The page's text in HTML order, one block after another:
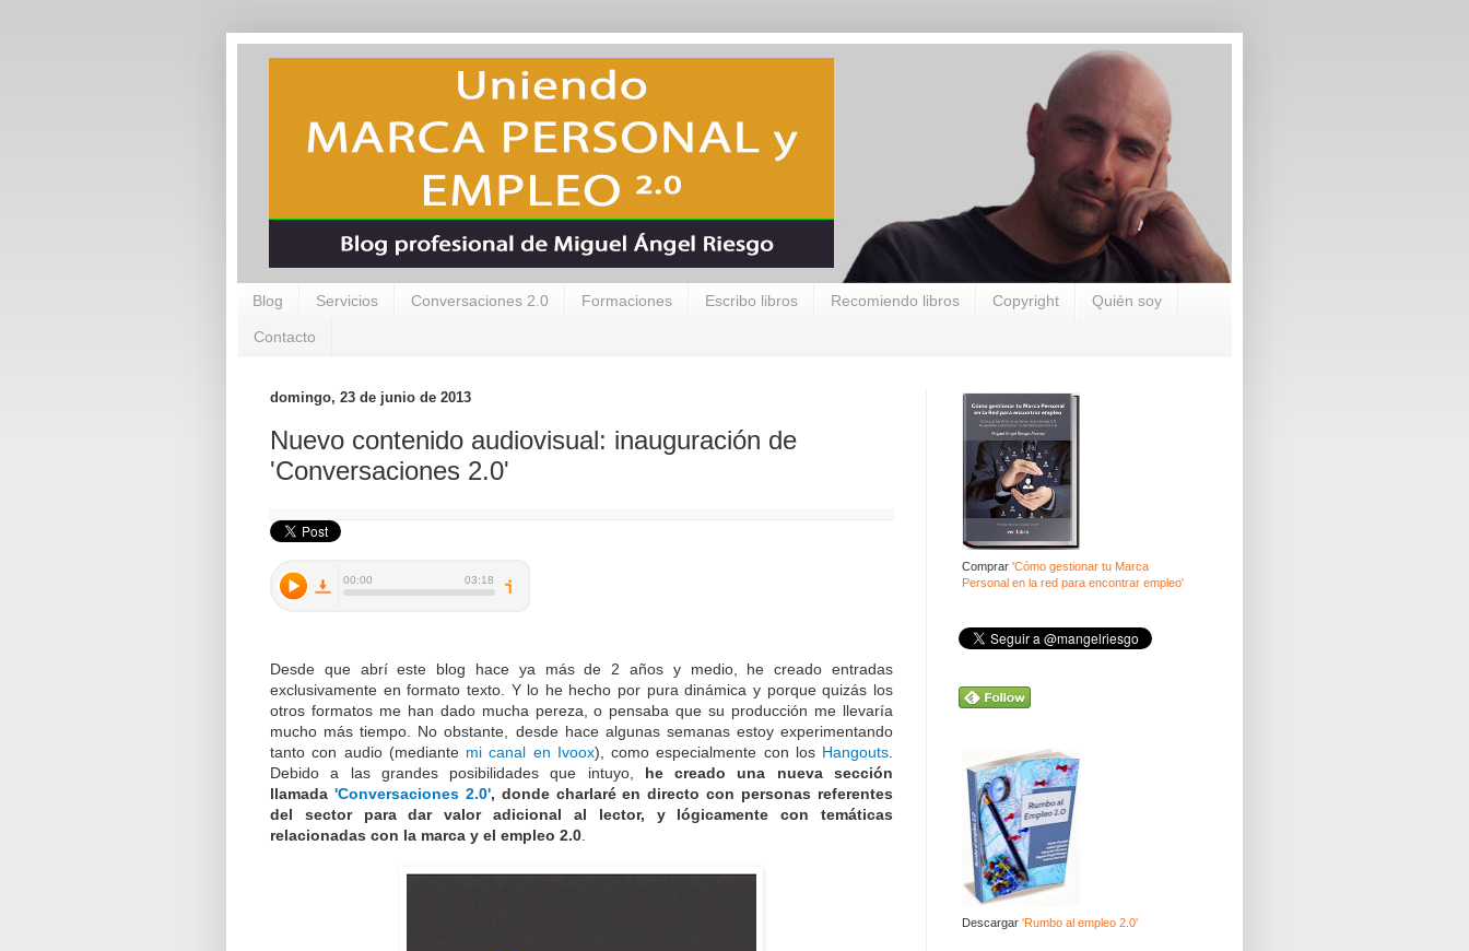
Blog Servicios Conversaciones 2.0 Formaciones Escribo libros Recomiendo libros Copyright Quién soy
Contacto
domingo, 23 de junio de 2013
Nuevo contenido audiovisual: inauguración de
'Conversaciones 2.0'
Desde que abrí este blog hace ya más de 2 años y medio, he creado entradas
exclusivamente en formato texto. Y lo he hecho por pura dinámica y porque quizás los
otros formatos me han dado mucha pereza, o pensaba que su producción me llevaría
mucho más tiempo. No obstante, desde hace algunas semanas estoy experimentando
tanto con audio (mediante mi canal en Ivoox), como especialmente con los Hangouts
Debido a las grandes posibilidades que intuyo, he creado una nueva sección
llamada 'Conversaciones 2.0', donde charlaré en directo con personas referentes
del sector para dar valor adicional al lector, y lógicamente con temáticas
relacionadas con la marca y el empleo 2.0
Comprar 'Cómo gestionar tu Marca
Personal en la red para encontrar empleo'
Descargar 'Rumbo al empleo 2.0'